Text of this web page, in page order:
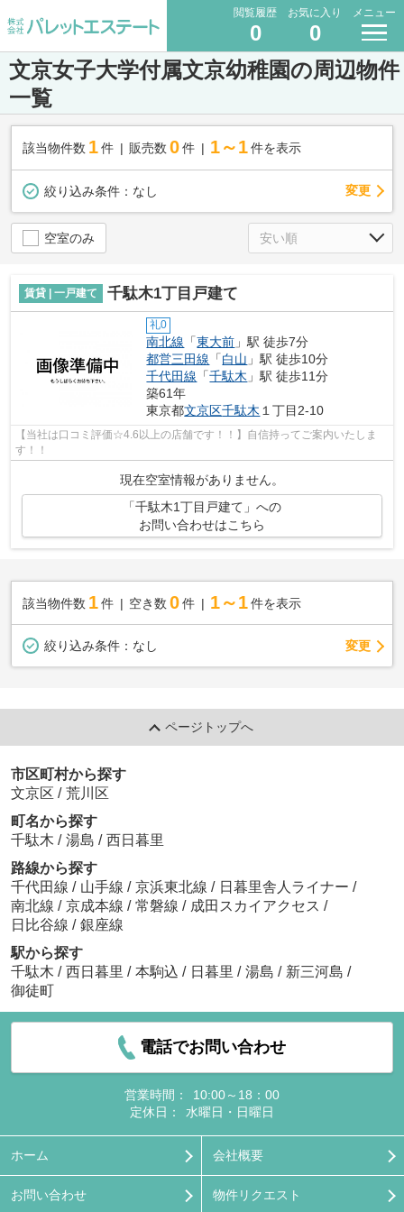
閲覧履歴
0
お気に入り
0
メニュー
文京女子大学付属文京幼稚園の周辺物件
一覧
該当物件数 1件 販売数 0 件 1～1 件を表示
絞り込み条件： なし 変更
空室のみ
賃貸 | 一戸建て 千駄木1丁目戸建て
礼0
南北線 「東大前 」駅 徒歩7分
都営三田線 「白山 」駅 徒歩10分
千代田線 「千駄木 」駅 徒歩11分
築61年
東京都文京区千駄木 １丁目2-10
【当社は口コミ評価☆4.6以上の店舗です！！】自信持ってご案内いたしま
す！！
現在空室情報がありません。
「千駄木1丁目戸建て」への
お問い合わせはこちら
該当物件数 1件 空き数 0 件 1～1 件を表示
絞り込み条件： なし 変更
ページトップへ
市区町村から探す
文京区 / 荒川区
町名から探す
千駄木 / 湯島 / 西日暮里
路線から探す
千代田線 / 山手線 / 京浜東北線 / 日暮里舎人ライナー /
南北線 / 京成本線 / 常磐線 / 成田スカイアクセス /
日比谷線 / 銀座線
駅から探す
千駄木 / 西日暮里 / 本駒込 / 日暮里 / 湯島 / 新三河島 /
御徒町
電話でお問い合わせ
営業時間：
10:00～18：00
定休日：
水曜日・日曜日
ホーム 会社概要
お問い合わせ 物件リクエスト